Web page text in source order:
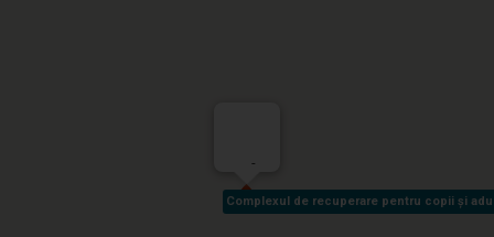
Complexul de recuperare pentru copii și
Complexul de recuperare pentru copii și
-